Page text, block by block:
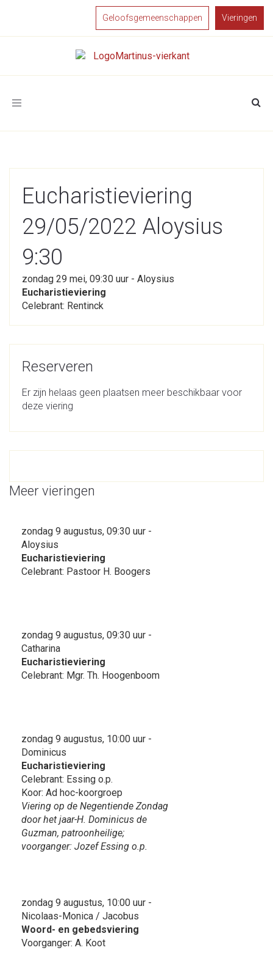
Geloofsgemeenschappen Vieringen
Toggle
Eucharistieviering
29/05/2022 Aloysius
9:30
zondag 29 mei, 09:30 uur - Aloysius
Eucharistieviering
Celebrant: Rentinck
Reserveren
Er zijn helaas geen plaatsen meer beschikbaar voor
deze viering
Meer vieringen
zondag 9 augustus, 09:30 uur -
Aloysius
Eucharistieviering
Celebrant: Pastoor H. Boogers
zondag 9 augustus, 09:30 uur -
Catharina
Eucharistieviering
Celebrant: Mgr. Th. Hoogenboom
zondag 9 augustus, 10:00 uur -
Dominicus
Eucharistieviering
Celebrant: Essing o.p.
Koor: Ad hoc-koorgroep
Viering op de Negentiende Zondag
door het jaar-H. Dominicus de
Guzman, patroonheilige;
voorganger: Jozef Essing o.p.
zondag 9 augustus, 10:00 uur -
Nicolaas-Monica / Jacobus
Woord- en gebedsviering
Voorganger: A. Koot